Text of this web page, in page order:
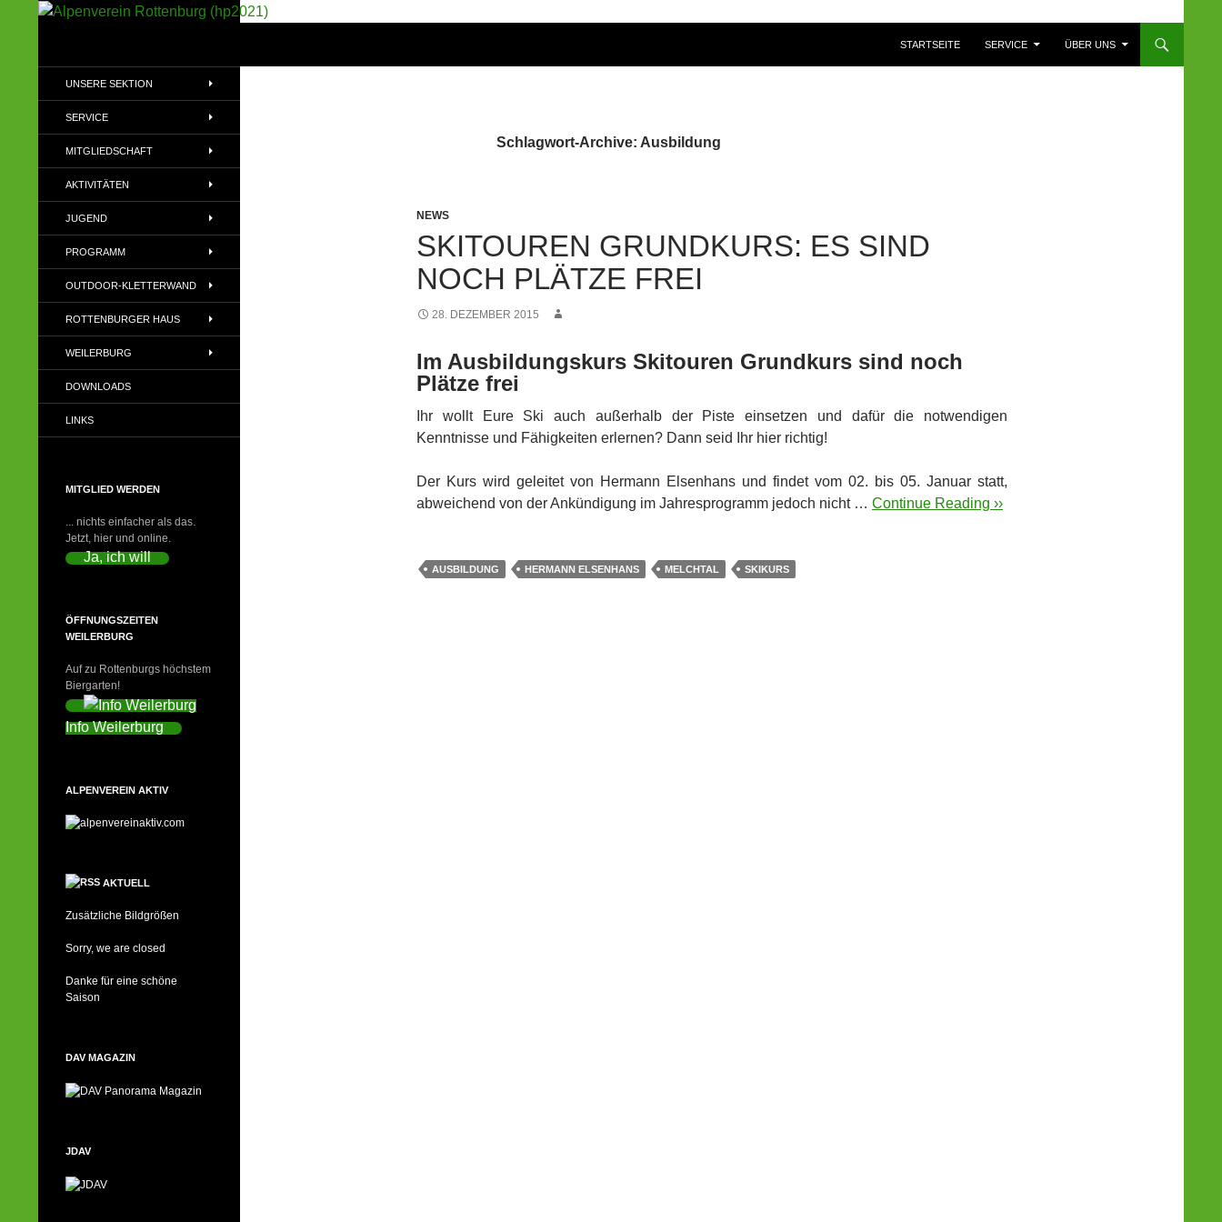
STARTSEITE
SERVICE ÜBER UNS
Schlagwort-Archive: Ausbildung
NEWS
SKITOUREN GRUNDKURS: ES SIND
NOCH PLÄTZE FREI
28. DEZEMBER 2015
Im Ausbildungskurs Skitouren Grundkurs sind noch
Plätze frei
Ihr wollt Eure Ski auch außerhalb der Piste einsetzen und dafür die notwendigen
Kenntnisse und Fähigkeiten erlernen? Dann seid Ihr hier richtig!
Der Kurs wird geleitet von Hermann Elsenhans und findet vom 02. bis 05. Januar statt,
abweichend von der Ankündigung im Jahresprogramm jedoch nicht … Continue Reading ››
AUSBILDUNG HERMANN ELSENHANS MELCHTAL SKIKURS
(DAV)
UNSERE SEKTION
SERVICE
MITGLIEDSCHAFT
AKTIVITÄTEN
JUGEND
PROGRAMM
OUTDOOR-KLETTERWAND
ROTTENBURGER HAUS
WEILERBURG
DOWNLOADS
LINKS
MITGLIED WERDEN
... nichts einfacher als das.
Jetzt, hier und online.
Ja, ich will
ÖFFNUNGSZEITEN
WEILERBURG
Auf zu Rottenburgs höchstem
Biergarten!
Info Weilerburg
ALPENVEREIN AKTIV
AKTUELL
Zusätzliche Bildgrößen
Sorry, we are closed
Danke für eine schöne
Saison
DAV MAGAZIN
JDAV